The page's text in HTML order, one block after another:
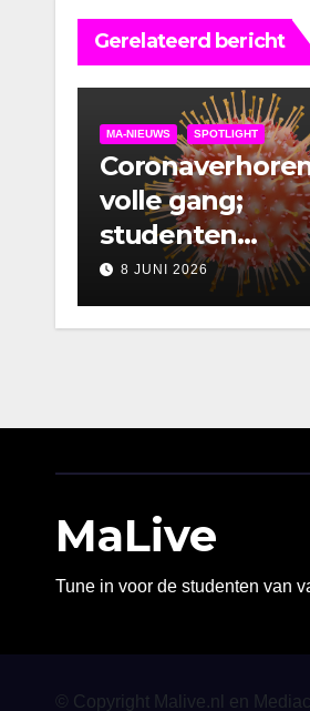
Gerelateerd bericht
MA-NIEUWS SPOTLIGHT
volle gang;
studenten
Mediacollege
rouwig om
lockdown
8 JUNI 2026
MaLive
Tune in voor de studenten van
© Copyright Malive.nl en